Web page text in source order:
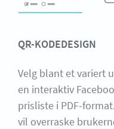
QR-KODEDESIGN
Velg blant et variert
en interaktiv
prisliste i PDF-
vil overraske